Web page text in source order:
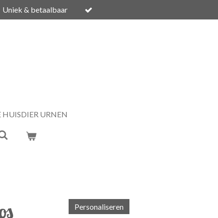
Uniek & betaalbaar
URNEN
Personaliseren